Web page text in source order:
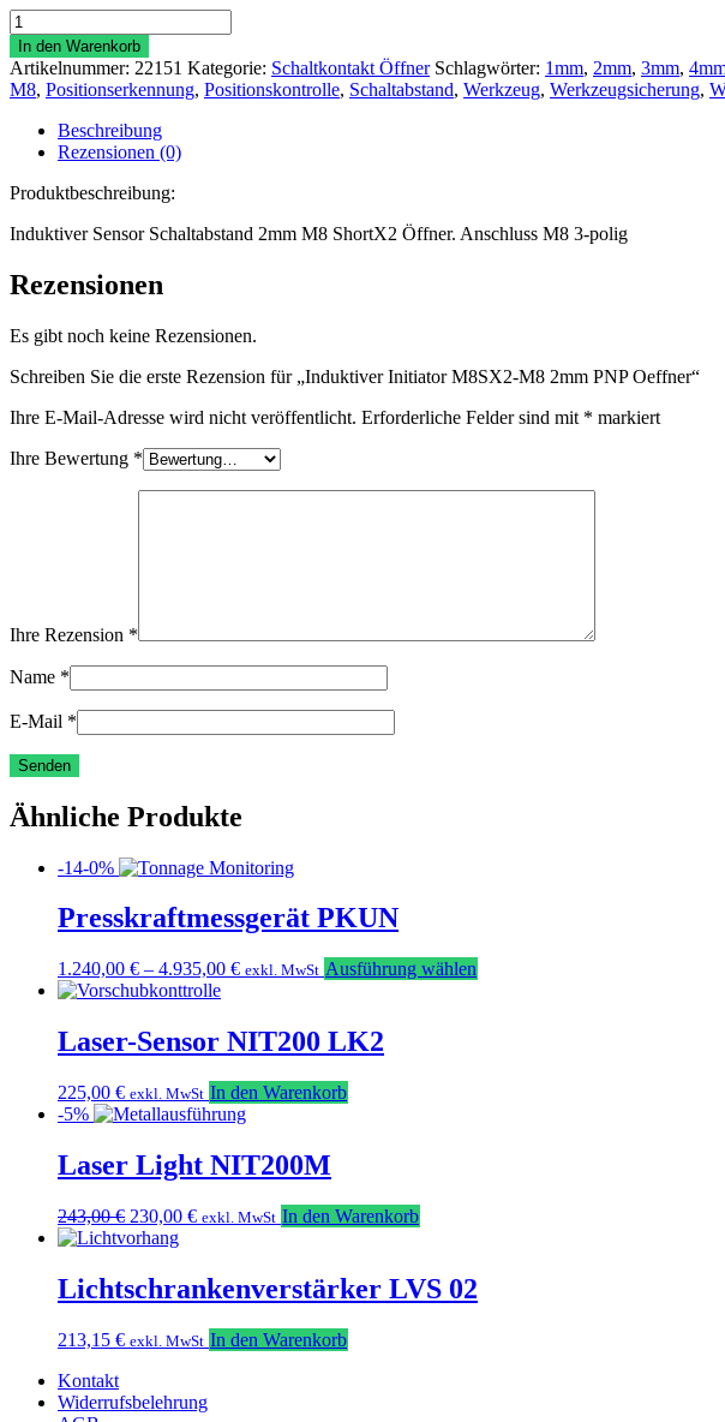
Induktiver
Initiator
M8SX2-
M8
2mm
PNP
Oeffner
In den Warenkorb
Artikelnummer: 22151 Kategorie: Schaltkontakt Öffner Schlagwörter: 1mm, 2mm, 3mm,
M8, Positionserkennung, Positionskontrolle, Schaltabstand, Werkzeug, Werkzeugsicherung,
Beschreibung
Rezensionen (0)
Produktbeschreibung:
Induktiver Sensor Schaltabstand 2mm M8 ShortX2 Öffner. Anschluss M8 3-polig
Rezensionen
Es gibt noch keine Rezensionen.
Schreiben Sie die erste Rezension für „Induktiver Initiator M8SX2-M8 2mm PNP Oeffner“
Ihre E-Mail-Adresse wird nicht veröffentlicht. Erforderliche Felder sind mit * markiert
Ihre Bewertung *
Ihre Rezension *
Name *
E-Mail *
Ähnliche Produkte
-14-0%
Presskraftmessgerät PKUN
1.240,00 € – 4.935,00 € exkl. MwSt Ausführung wählen
Laser-Sensor NIT200 LK2
225,00 € exkl. MwSt In den Warenkorb
-5%
Laser Light NIT200M
243,00€ Ursprünglicher
Preis
243,00 €
230,00 €Aktueller
230,00 €.
exkl. MwSt In den Warenkorb
Lichtschrankenverstärker LVS 02
213,15 € exkl. MwSt In den Warenkorb
Kontakt
Widerrufsbelehrung